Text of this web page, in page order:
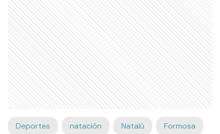
Deportes natación Natalú Formosa